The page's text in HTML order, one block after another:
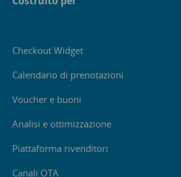
Checkout Widget
Calendario di prenotazioni
Voucher e buoni
Analisi e ottimizzazione
Piattaforma rivenditori
Canali OTA